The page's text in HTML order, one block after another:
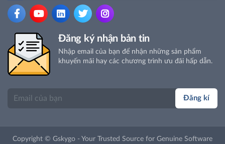
Đăng ký nhận bản tin
Nhập email của bạn để nhận những sản phẩm
khuyến mãi hay các chương trình ưu đãi hấp dẫn.
Đăng kí
Copyright © Gskygo - Your Trusted Source for Genuine Software